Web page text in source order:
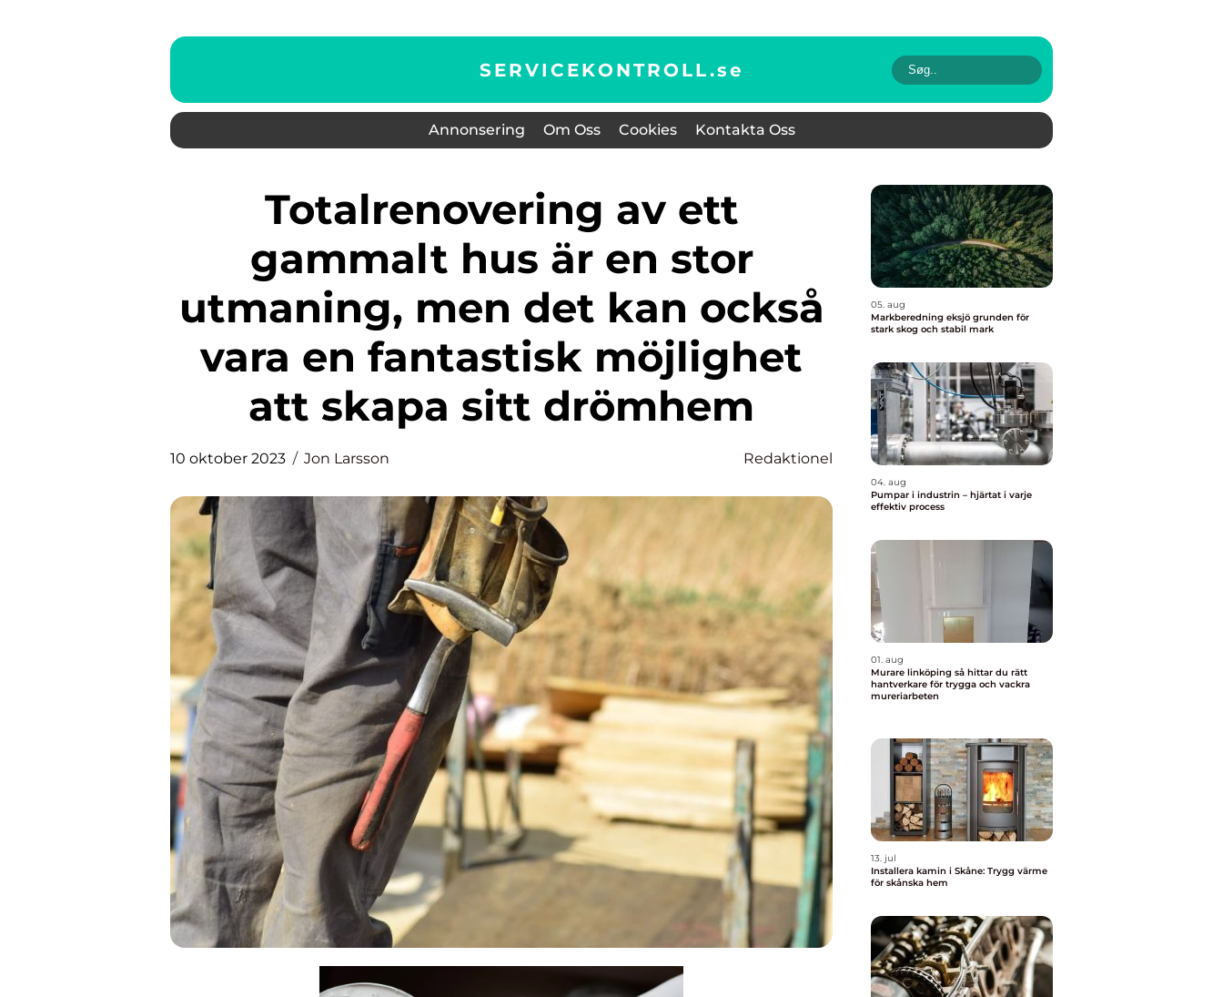
SERVICEKONTROLL.se
Annonsering Om Oss Cookies Kontakta Oss
Totalrenovering av ett
gammalt hus är en stor
utmaning, men det kan också
vara en fantastisk möjlighet
att skapa sitt drömhem
10 oktober 2023 Jon Larsson Redaktionel
05. aug
Markberedning eksjö grunden för
stark skog och stabil mark
04. aug
Pumpar i industrin – hjärtat i varje
effektiv process
01. aug
Murare linköping så hittar du rätt
hantverkare för trygga och vackra
mureriarbeten
13. jul
Installera kamin i Skåne: Trygg värme
för skånska hem